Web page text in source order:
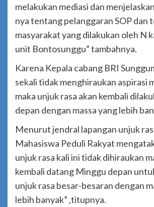
melakukan mediasi dan
nya tentang pelanggaran SOP dan
masyarakat yang dilakukan oleh N
unit Bontosunggu” tambahnya.
Karena Kepala cabang BRI
sekali tidak menghiraukan aspirasi
maka unjuk rasa akan kembali
depan dengan massa yang lebih
Menurut jendral lapangan unjuk
Mahasiswa Peduli Rakyat
unjuk rasa kali ini tidak dihiraukan
kembali datang Minggu depan
unjuk rasa besar-besaran dengan
lebih banyak” ,titupnya.